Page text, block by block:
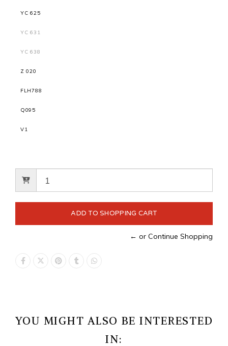
YC 625
YC 631
YC 638
Z 020
FLH788
Q095
V1
← or Continue Shopping
YOU MIGHT ALSO BE INTERESTED
IN: